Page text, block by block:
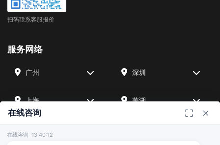
扫码联系客服报价
服务网络
广州 深圳
上海 芜湖
在线咨询
在线咨询 13:40:12